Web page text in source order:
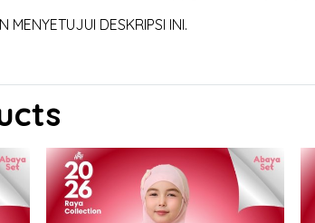
MENYETUJUI DESKRIPSI INI.